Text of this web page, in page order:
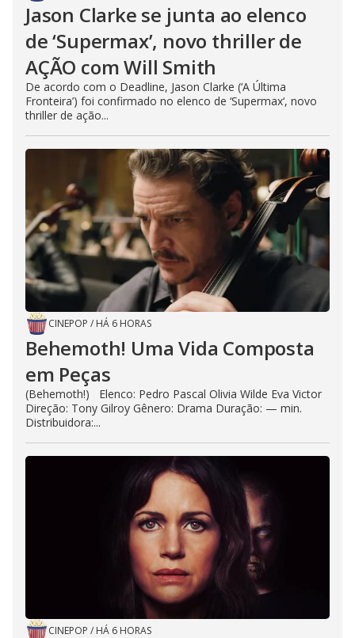
Jason Clarke se junta ao elenco
de ‘Supermax’, novo thriller de
AÇÃO com Will Smith
De acordo com o Deadline, Jason Clarke (‘A Última
Fronteira’) foi confirmado no elenco de ‘Supermax‘, novo
thriller de ação...
CINEPOP / HÁ 6 HORAS
Behemoth! Uma Vida Composta
em Peças
(Behemoth!) Elenco: Pedro Pascal Olivia Wilde Eva Victor
Direção: Tony Gilroy Gênero: Drama Duração: — min.
Distribuidora:...
CINEPOP / HÁ 6 HORAS